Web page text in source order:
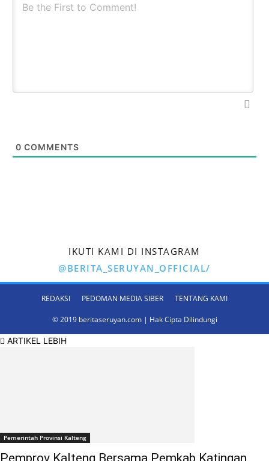
0 COMMENTS
IKUTI KAMI DI INSTAGRAM
@BERITA_SERUYAN_OFFICIAL/
REDAKSI PEDOMAN MEDIA SIBER TENTANG KAMI
© 2019 beritaseruyan.com | Hak Cipta Dilindungi
ARTIKEL LEBIH
Pemerintah Provinsi Kalteng
Pemprov Kalteng Bersama Pemkab Katingan